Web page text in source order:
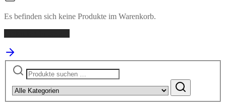
Es befinden sich keine Produkte im Warenkorb.
Suchen
nach: